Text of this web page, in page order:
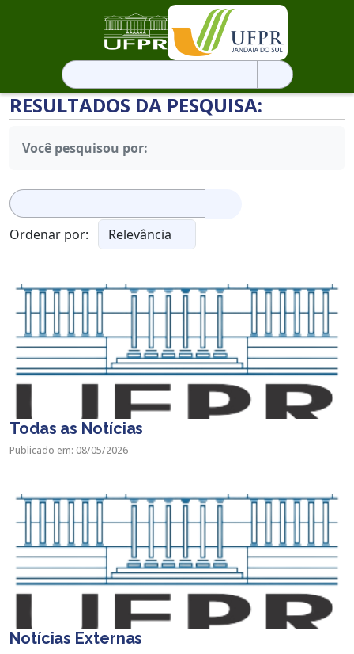
Pesquisar
por:
RESULTADOS DA PESQUISA:
Você pesquisou por:
Pesquisar
por:
Ordenar por:
Todas as Notícias
Publicado em: 08/05/2026
Notícias Externas